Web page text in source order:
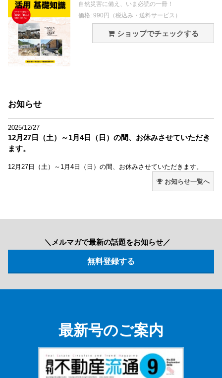
自然災害に備え、いま必読の一冊！
価格: 990円（税込み・送料サービス）
ショップでチェックする
お知らせ
2025/12/27
12月27日（土）～1月4日（日）の間、お休みさせていただき
ます。
12月27日（土）～1月4日（日）の間、お休みさせていただきます。
お知らせ一覧へ
＼メルマガで最新の話題をお知らせ／
最新号のご案内